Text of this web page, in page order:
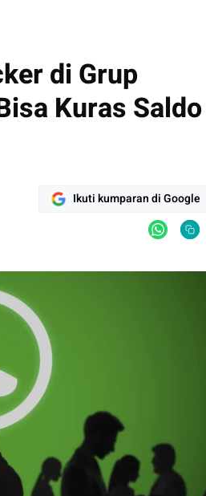
di Grup
Kuras Saldo
Ikuti kumparan di Google